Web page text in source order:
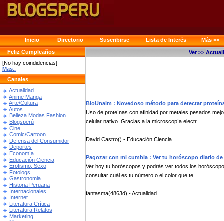
Inicio Directorio Suscribirse Lista de Interés
Más >>
Feliz Cumpleaños
[No hay coindidencias]
Mas..
Canales
Actualidad
Anime Manga
Arte/Cultura
Autos
Belleza Modas Fashion
Blogsperú
Cine
Comic/Cartoon
Defensa del Consumidor
Deportes
Economía
Educación Ciencia
Erotismo, Sexo
Fotologs
Gastronomia
Historia Peruana
Internacionales
Internet
Literatura Crítica
Literatura Relatos
Marketing
Ver >>
BioUnalm : Novedoso método para detectar
Uso de proteínas con afinidad por metales pesados
celular nativo. Gracias a la microscopía electr...
David Castro() - Educación Ciencia
Pagozar con mi cumbia : Ver tu horóscopo diario
Ver hoy tu horóscopos y podrás ver todos los
consultar cuál es tu número o el color que te ...
fantasma(4863d) - Actualidad